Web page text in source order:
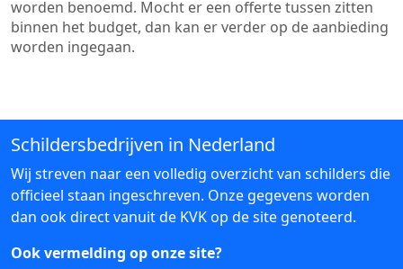
worden benoemd. Mocht er een offerte tussen zitten
binnen het budget, dan kan er verder op de aanbieding
worden ingegaan.
Schildersbedrijven in Nederland
Wij streven naar een volledig overzicht van schilders die
officieel staan ingeschreven. Onze gegevens worden
dan ook direct vanuit de KVK op de site genoteerd.
Ook vermelding op onze site?